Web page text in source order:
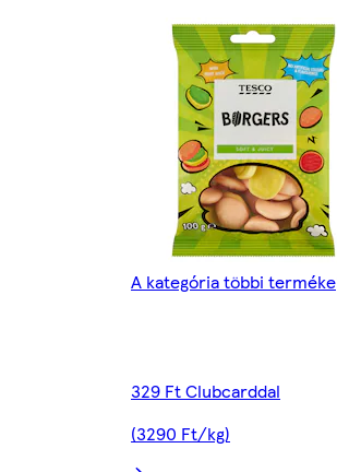
A kategória többi terméke
329 Ft Clubcarddal
(3290 Ft/kg)